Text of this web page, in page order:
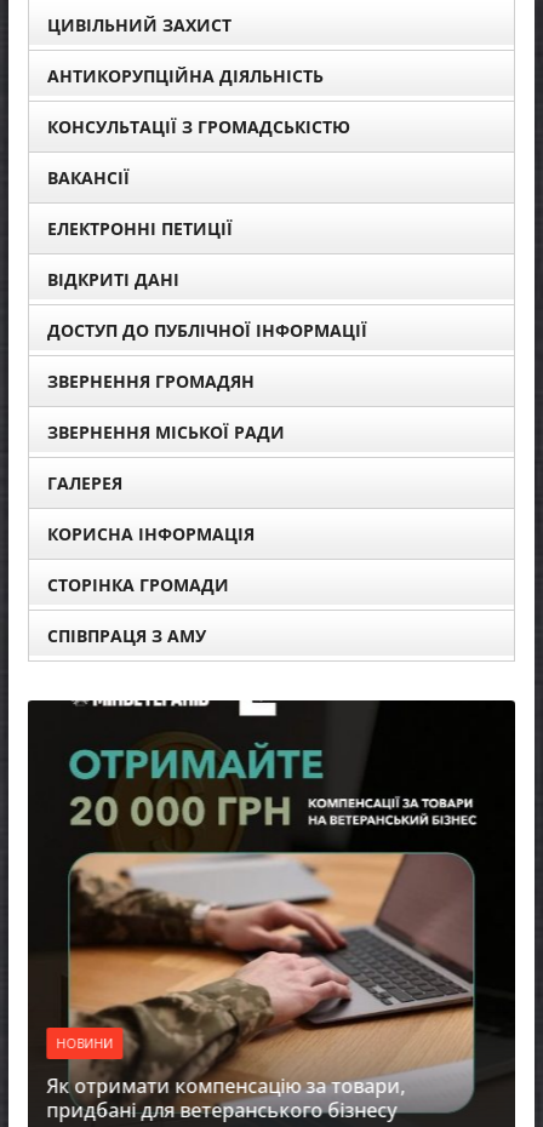
ЦИВІЛЬНИЙ ЗАХИСТ
АНТИКОРУПЦІЙНА ДІЯЛЬНІСТЬ
КОНСУЛЬТАЦІЇ З ГРОМАДСЬКІСТЮ
ВАКАНСІЇ
ЕЛЕКТРОННІ ПЕТИЦІЇ
ВІДКРИТІ ДАНІ
ДОСТУП ДО ПУБЛІЧНОЇ ІНФОРМАЦІЇ
ЗВЕРНЕННЯ ГРОМАДЯН
ЗВЕРНЕННЯ МІСЬКОЇ РАДИ
ГАЛЕРЕЯ
КОРИСНА ІНФОРМАЦІЯ
СТОРІНКА ГРОМАДИ
СПІВПРАЦЯ З АМУ
отримати компенсацію за товари,
для ветеранського бізнесу
прав